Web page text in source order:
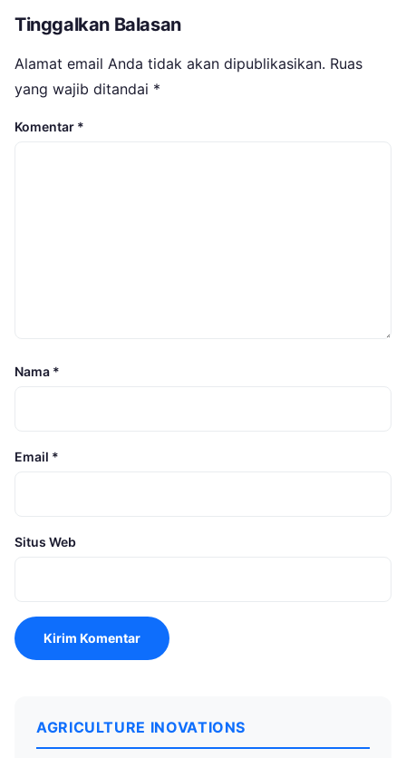
Tinggalkan Balasan
Alamat email Anda tidak akan dipublikasikan. Ruas
yang wajib ditandai *
Komentar *
Nama *
Email *
Situs Web
AGRICULTURE INOVATIONS